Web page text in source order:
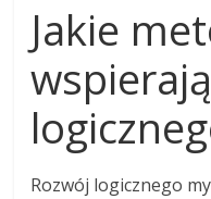
Jakie
Rozwój logicznego